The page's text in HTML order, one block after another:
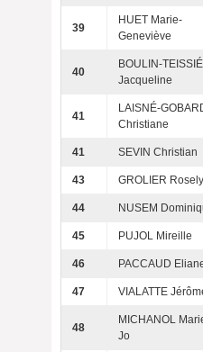
39
HUET Marie-
Geneviève
40
BOULIN-TEISSIÉ
Jacqueline
41
LAISNÉ-
Christiane
41 SEVIN Christian
43 GROLIER
44 NUSEM
45 PUJOL Mireille
46 PACCAUD
47 VIALATTE
48
MICHANOL
Jo